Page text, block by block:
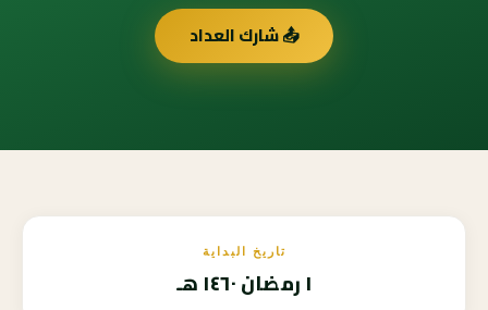
📤 شارك العداد
تاريخ البداية
١ رمضان ١٤٦٠ هـ